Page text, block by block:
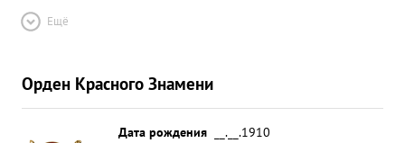
Ещё
Орден Красного Знамени
Дата рождения
__.__.1910